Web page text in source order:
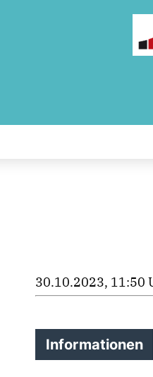
30.10.2023, 11:50
Informationen